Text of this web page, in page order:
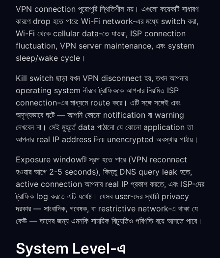
VPN connection পুরোপুরি স্থিতিশীল নয়। এগুলো কয়েকটি সাধারণ
কারণে drop হতে পারে: Wi-Fi network-এর মধ্যে switch করা,
Wi-Fi থেকে cellular data-তে যাওয়া, ISP connection
fluctuation, VPN server maintenance, এবং system
sleep/wake cycle।
Kill switch ছাড়া যখন VPN disconnect হয়, তখন আপনার
operating system নীরবে ট্রাফিককে আপনার নিয়মিত ISP
connection-এর মাধ্যমে route করে। এটি সঙ্গে সঙ্গেই এবং
অদৃশ্যভাবে ঘটে — আপনি কোনো notification বা warning
দেখবেন না। সেই মুহূর্তে data পাঠানো যে কোনো application তা
আপনার real IP address দিয়ে unencrypted অবস্থায় পাঠায়।
Exposure windowটি স্বল্প হতে পারে (VPN reconnect
হওয়ার আগে 2-5 seconds), কিন্তু DNS query leak হতে,
active connection আপনার real IP প্রকাশ করতে, এবং ISP-দের
ট্রাফিক log করতে এটি যথেষ্ট। যেসব user-দের স্থায়ী privacy
দরকার — সাংবাদিক, গবেষক, বা restrictive network-এ থাকা যে
কেউ — তাদের জন্য এমনকি সাময়িক বিচ্যুতিও পরিণতি বয়ে আনতে পারে।
System Level-এ